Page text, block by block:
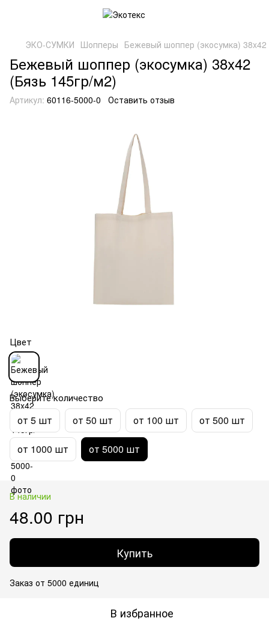
ЭКО-СУМКИ Шопперы Бежевый шоппер (экосумка) 38x42
Бежевый шоппер (экосумка) 38x42
(Бязь 145гр/м2)
Артикул: 60116-5000-0 Оставить отзыв
Цвет
Выберите количество
от 5 шт от 50 шт от 100 шт от 500 шт
от 1000 шт от 5000 шт
В наличии
48.00 грн
Купить
Заказ от 5000 единиц
В избранное